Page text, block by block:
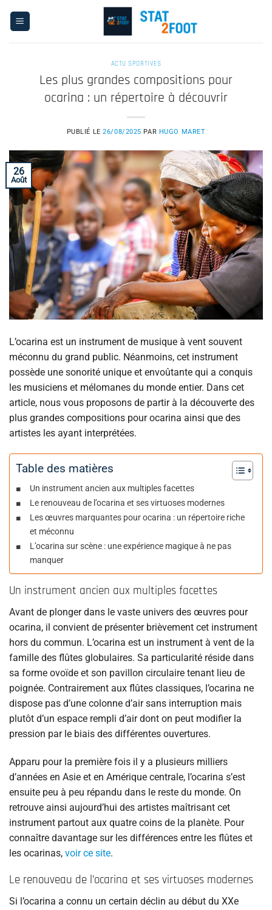
ACTU SPORTIVES
Les plus grandes compositions pour
ocarina : un répertoire à découvrir
PUBLIÉ LE26/08/2025 PAR HUGO MARET
26
Août
L’ocarina est un instrument de musique à vent souvent
méconnu du grand public. Néanmoins, cet instrument
possède une sonorité unique et envoûtante qui a conquis
les musiciens et mélomanes du monde entier. Dans cet
article, nous vous proposons de partir à la découverte des
plus grandes compositions pour ocarina ainsi que des
artistes les ayant interprétées.
Table des matières
Un instrument ancien aux multiples facettes
Le renouveau de l’ocarina et ses virtuoses modernes
Les œuvres marquantes pour ocarina : un répertoire riche
et méconnu
L’ocarina sur scène : une expérience magique à ne pas
manquer
Un instrument ancien aux multiples facettes
Avant de plonger dans le vaste univers des œuvres pour
ocarina, il convient de présenter brièvement cet instrument
hors du commun. L’ocarina est un instrument à vent de la
famille des flûtes globulaires. Sa particularité réside dans
sa forme ovoïde et son pavillon circulaire tenant lieu de
poignée. Contrairement aux flûtes classiques, l’ocarina ne
dispose pas d’une colonne d’air sans interruption mais
plutôt d’un espace rempli d’air dont on peut modifier la
pression par le biais des différentes ouvertures.
Apparu pour la première fois il y a plusieurs milliers
d’années en Asie et en Amérique centrale, l’ocarina s’est
ensuite peu à peu répandu dans le reste du monde. On
retrouve ainsi aujourd’hui des artistes maîtrisant cet
instrument partout aux quatre coins de la planète. Pour
connaître davantage sur les différences entre les flûtes et
les ocarinas, voir ce site.
Le renouveau de l’ocarina et ses virtuoses modernes
Si l’ocarina a connu un certain déclin au début du XXe